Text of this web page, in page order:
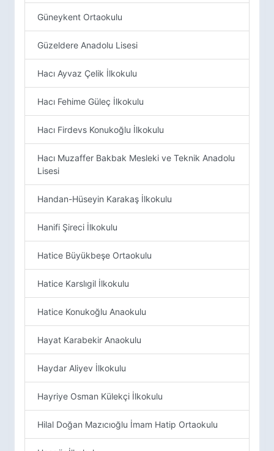
Güneykent Ortaokulu
Güzeldere Anadolu Lisesi
Hacı Ayvaz Çelik İlkokulu
Hacı Fehime Güleç İlkokulu
Hacı Firdevs Konukoğlu İlkokulu
Hacı Muzaffer Bakbak Mesleki ve Teknik Anadolu
Lisesi
Handan-Hüseyin Karakaş İlkokulu
Hanifi Şireci İlkokulu
Hatice Büyükbeşe Ortaokulu
Hatice Karslıgil İlkokulu
Hatice Konukoğlu Anaokulu
Hayat Karabekir Anaokulu
Haydar Aliyev İlkokulu
Hayriye Osman Külekçi İlkokulu
Hilal Doğan Mazıcıoğlu İmam Hatip Ortaokulu